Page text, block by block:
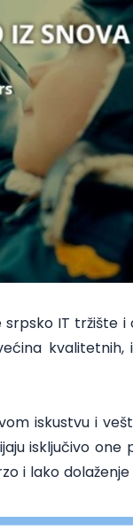
srpsko IT tržište
kvalitetnih,
iskustvu i
isključivo one
i lako